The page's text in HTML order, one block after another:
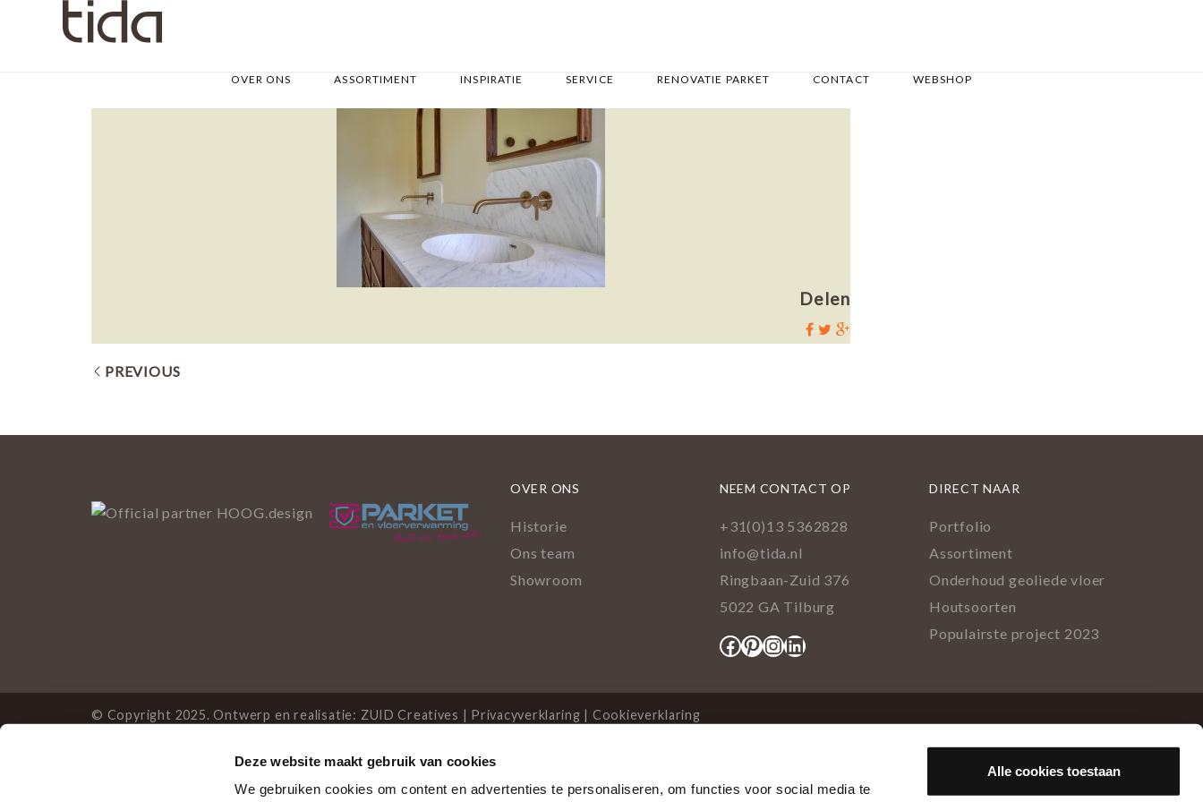
Deze website maakt gebruik van cookies
We gebruiken cookies om content en advertenties te personaliseren, om functies voor social media te
Alle cookies toestaan
OVER ONS ASSORTIMENT INSPIRATIE SERVICE RENOVATIE PARKET CONTACT WEBSHOP
Delen
PREVIOUS
OVER ONS
Historie
Ons team
Showroom
NEEM CONTACT OP
+31(0)13 5362828
info@tida.nl
Ringbaan-Zuid 376
5022 GA Tilburg
Facebook
Pinterest
Instagram
LinkedIn
DIRECT NAAR
Portfolio
Assortiment
Onderhoud geoliede vloer
Houtsoorten
Populairste project 2023
© Copyright 2025. Ontwerp en realisatie: ZUID Creatives | Privacyverklaring | Cookieverklaring
Deze website gebruikt cookies